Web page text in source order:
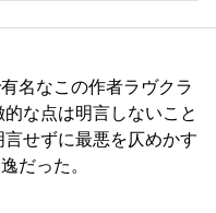
名なこの作者ラヴクラ
な点は明言しないこと
せずに最悪を仄めかす
だった。